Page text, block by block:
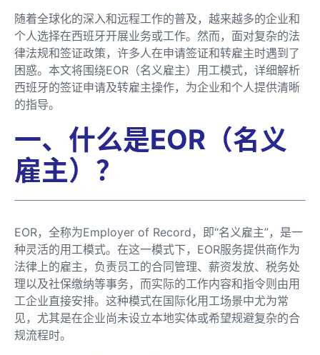
随着全球化的深入和远程工作的普及，越来越多的企业和
个人选择在西班牙开展业务或工作。然而，面对复杂的法
律法规和签证政策，许多人在申请签证和转雇主时遇到了
困惑。本文将围绕EOR（名义雇主）用工模式，详细解析
西班牙的签证申请及转雇主操作，为企业和个人提供清晰
的指导。
一、什么是EOR（名义
雇主）？
EOR，全称为Employer of Record，即“名义雇主”，是一
种灵活的用工模式。在这一模式下，EOR服务提供商作为
法律上的雇主，负责员工的合同管理、薪资发放、税务处
理以及社保缴纳等事务，而实际的工作内容和指令则由用
工企业直接安排。这种模式在国际化用工场景中尤为常
见，尤其是在企业尚未设立本地实体或希望规避复杂的合
规流程时。